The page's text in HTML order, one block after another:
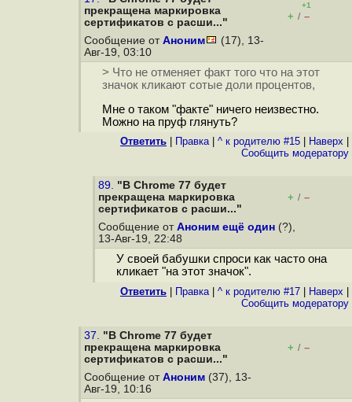
прекращена маркировка
сертификатов с расши..."
+1
+ / –
Сообщение от Аноним
(17), 13-
Авг-19, 03:10
> Что не отменяет факт того что на этот
значок кликают сотые доли процентов,
Мне о таком "факте" ничего неизвестно.
Можно на пруф глянуть?
Ответить Правка| ^ к родителю #15 Наверх
Cообщить модератору
89. "В Chrome 77 будет
прекращена маркировка
сертификатов с расши..."
+ / –
Сообщение от Аноним ещё один (?),
13-Авг-19, 22:48
У своей бабушки спроси как часто она
кликает "на этот значок".
Ответить Правка| ^ к родителю #17 Наверх
Cообщить модератору
37. "В Chrome 77 будет
прекращена маркировка
сертификатов с расши..."
+ / –
Сообщение от Аноним (37), 13-
Авг-19, 10:16